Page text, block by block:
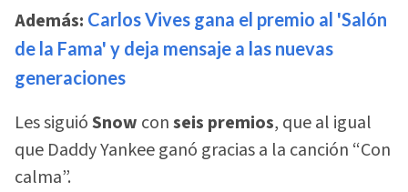
Además: Carlos Vives gana el premio al 'Salón
de la Fama' y deja mensaje a las nuevas
generaciones
Les siguióSnow conseis premios, que al igual
que Daddy Yankee ganó gracias a la canción “Con
calma”.